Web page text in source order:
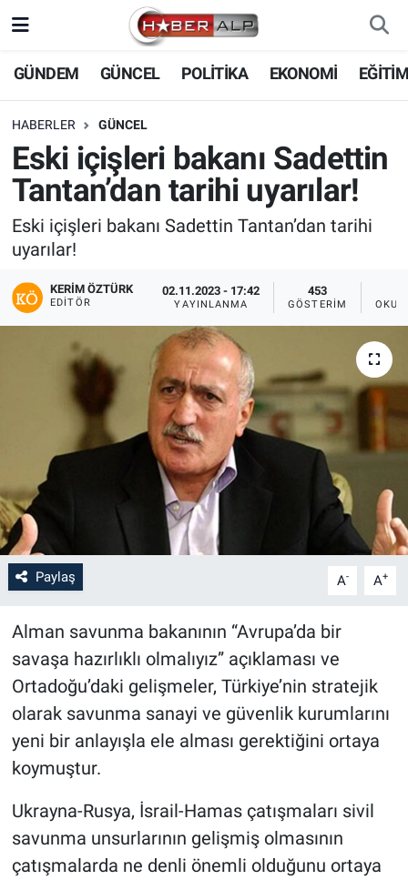
GÜNDEM GÜNCEL POLİTİKA EKONOMİ
HABERLER GÜNCEL
Eski içişleri bakanı Sadettin
Tantan’dan tarihi uyarılar!
Eski içişleri bakanı Sadettin Tantan’dan tarihi
uyarılar!
KERIM ÖZTÜRK
EDITÖR
02.11.2023 - 17:42
YAYINLANMA
453
GÖSTERIM
Paylaş A- A+
Alman savunma bakanının “Avrupa’da bir
savaşa hazırlıklı olmalıyız” açıklaması ve
Ortadoğu’daki gelişmeler, Türkiye’nin stratejik
olarak savunma sanayi ve güvenlik kurumlarını
yeni bir anlayışla ele alması gerektiğini ortaya
koymuştur.
Ukrayna-Rusya, İsrail-Hamas çatışmaları sivil
savunma unsurlarının gelişmiş olmasının
çatışmalarda ne denli önemli olduğunu ortaya
Nöbetçi Eczaneler
Hava Durumu
Trafik Durumu
Süper Lig Puan Durumu ve Fikstür
Tüm Manşetler
Son Dakika Haberleri
Haber Arşivi